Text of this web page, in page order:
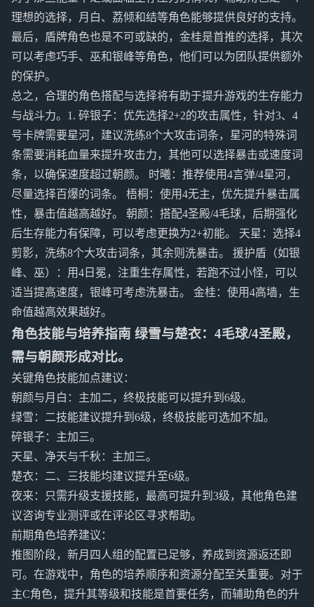
理想的选择，月白、荔倾和结等角色能够提供良好的支持。
最后，盾牌角色也是不可或缺的，金桂是首推的选择，其次
可以考虑巧手、巫和银峰等角色，他们可以为团队提供额外
的保护。
总之，合理的角色搭配与选择将有助于提升游戏的生存能力
与战斗力。1. 碎银子：优先选择2+2的攻击属性，针对3、4
号卡牌需要星河，建议洗练8个大攻击词条，星河的特殊词
条需要消耗血量来提升攻击力，其他可以选择暴击或速度词
条，以确保速度超过朝颜。 时曦：推荐使用4言弹/4星河，
尽量选择百爆的词条。 梧桐：使用4无主，优先提升暴击属
性，暴击值越高越好。 朝颜：搭配4圣殿/4毛球，后期强化
后生存能力有保障，可以考虑更换为2+初能。 天星：选择4
剪影，洗练8个大攻击词条，其余则洗暴击。 援护盾（如银
峰、巫）：用4日冕，注重生存属性，若跑不过小怪，可以
适当提高速度，银峰可考虑洗暴击。 金桂：使用4高墙，生
命值越高效果越好。
角色技能与培养指南 绿雪与楚衣：4毛球/4圣殿，
需与朝颜形成对比。
关键角色技能加点建议：
朝颜与月白：主加二，终极技能可以提升到6级。
绿雪：二技能建议提升到6级，终极技能可选加不加。
碎银子：主加三。
天星、净天与千秋：主加三。
楚衣：二、三技能均建议提升至6级。
夜来：只需升级支援技能，最高可提升到3级，其他角色建
议咨询专业测评或在评论区寻求帮助。
前期角色培养建议：
推图阶段，新月四人组的配置已足够，养成到资源返还即
可。在游戏中，角色的培养顺序和资源分配至关重要。对于
主C角色，提升其等级和技能是首要任务，而辅助角色的升